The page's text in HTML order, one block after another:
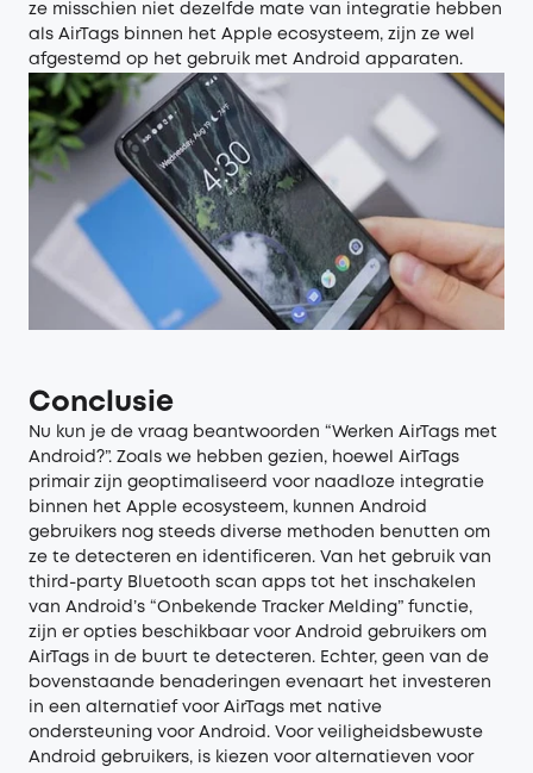
ze misschien niet dezelfde mate van integratie hebben
als AirTags binnen het Apple ecosysteem, zijn ze wel
afgestemd op het gebruik met Android apparaten.
Conclusie
Nu kun je de vraag beantwoorden “Werken AirTags met
Android?”. Zoals we hebben gezien, hoewel AirTags
primair zijn geoptimaliseerd voor naadloze integratie
binnen het Apple ecosysteem, kunnen Android
gebruikers nog steeds diverse methoden benutten om
ze te detecteren en identificeren. Van het gebruik van
third-party Bluetooth scan apps tot het inschakelen
van Android’s “Onbekende Tracker Melding” functie,
zijn er opties beschikbaar voor Android gebruikers om
AirTags in de buurt te detecteren. Echter, geen van de
bovenstaande benaderingen evenaart het investeren
in een alternatief voor AirTags met native
ondersteuning voor Android. Voor veiligheidsbewuste
Android gebruikers, is kiezen voor alternatieven voor